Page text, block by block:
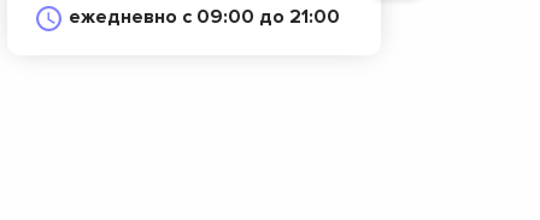
ежедневно с 09:00 до 21:00